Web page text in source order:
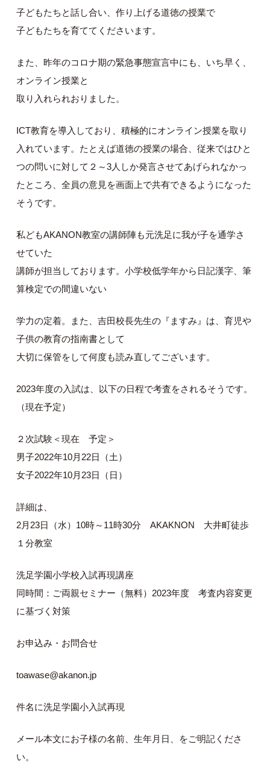
子どもたちと話し合い、作り上げる道徳の授業で
子どもたちを育ててくださいます。
また、昨年のコロナ期の緊急事態宣言中にも、いち早く、
オンライン授業と
取り入れられおりました。
ICT教育を導入しており、積極的にオンライン授業を取り
入れています。たとえば道徳の授業の場合、従来ではひと
つの問いに対して２～3人しか発言させてあげられなかっ
たところ、全員の意見を画面上で共有できるようになった
そうです。
私どもAKANON教室の講師陣も元洗足に我が子を通学さ
せていた
講師が担当しております。小学校低学年から日記漢字、筆
算検定での間違いない
学力の定着。また、吉田校長先生の『ますみ』は、育児や
子供の教育の指南書として
大切に保管をして何度も読み直してございます。
2023年度の入試は、以下の日程で考査をされるそうです。
（現在予定）
２次試験＜現在 予定＞
男子2022年10月22日（土）
女子2022年10月23日（日）
詳細は、
2月23日（水）10時～11時30分 AKAKNON 大井町徒歩
１分教室
洗足学園小学校入試再現講座
同時間：ご両親セミナー（無料）2023年度 考査内容変更
に基づく対策
お申込み・お問合せ
toawase@akanon.jp
件名に洗足学園小入試再現
メール本文にお子様の名前、生年月日、をご明記くださ
い。